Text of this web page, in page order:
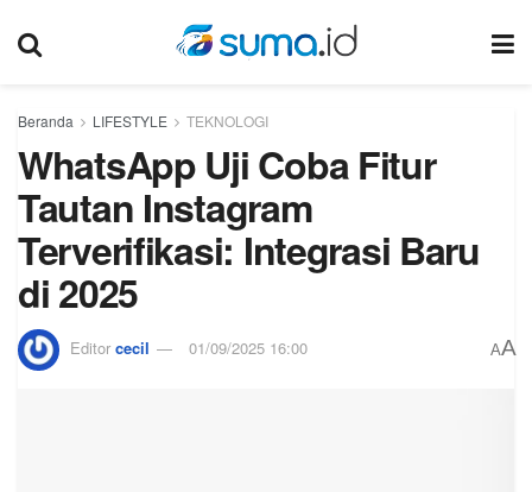
Beranda LIFESTYLE TEKNOLOGI
WhatsApp Uji Coba Fitur
Tautan Instagram
Terverifikasi: Integrasi Baru
di 2025
Editor cecil 01/09/2025 16:00 AA